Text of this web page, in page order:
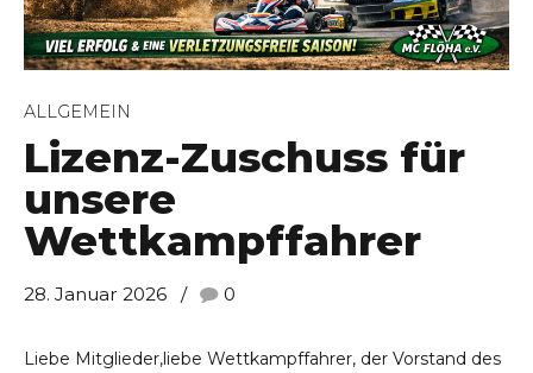
ALLGEMEIN
Lizenz-Zuschuss für
unsere
Wettkampffahrer
28. Januar 2026 0
Liebe Mitglieder,liebe Wettkampffahrer, der Vorstand des